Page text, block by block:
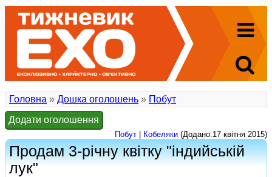
Головна » Дошка оголошень » Побут
Додати оголошення
Побут Кобеляки (Додано:17 квітня 2015)
Продам 3-річну квітку "індийській
лук"